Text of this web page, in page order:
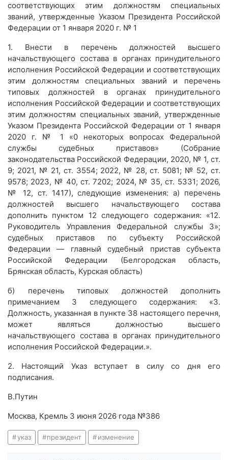
соответствующих этим должностям специальных
званий, утвержденные Указом Президента Российской
Федерации от 1 января 2020 г. № 1
1. Внести в перечень должностей высшего
начальствующего состава в органах принудительного
исполнения Российской Федерации и соответствующих
этим должностям специальных званий и перечень
типовых должностей в органах принудительного
исполнения Российской Федерации и соответствующих
этим должностям специальных званий, утвержденные
Указом Президента Российской Федерации от 1 января
2020 г. № 1 «0 некоторых вопросах Федеральной
службы судебных приставов» (Собрание
законодательства Российской Федерации, 2020, № 1, ст.
9; 2021, № 21, ст. 3554; 2022, № 28, ст. 5081; № 52, ст.
9578; 2023, № 40, ст. 7202; 2024, № 35, ст. 5331; 2026,
№ 12, ст. 1417), следующие изменения: а) перечень
должностей высшего начальствующего состава
дополнить пунктом 12 следующего содержания: «12.
Руководитель Управления Федеральной службы 3»;
судебных приставов по субъекту Российской
Федерации — главный судебный пристав субъекта
Российской Федерации (Белгородская область,
Брянская область, Курская область)
б) перечень типовых должностей дополнить
примечанием 3 следующего содержания: «3.
Должность, указанная в пункте 38 настоящего перечня,
может являться должностью высшего
начальствующего состава в органах принудительного
исполнения Российской Федерации.».
2. Настоящий Указ вступает в силу со дня его
подписания.
В.Путин
Москва, Кремль 3 июня 2026 года №386
указ президент изменение